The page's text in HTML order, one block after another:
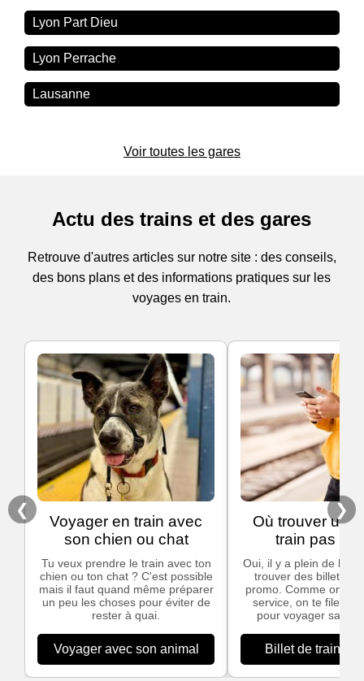
Lyon Part Dieu
Lyon Perrache
Lausanne
Voir toutes les gares
Actu des trains et des gares
Retrouve d'autres articles sur notre site : des conseils,
des bons plans et des informations pratiques sur les
voyages en train.
❮
Voyager en train avec
son chien ou chat
Tu veux prendre le train avec ton
chien ou ton chat ? C'est possible
mais il faut quand même préparer
un peu les choses pour éviter de
rester à quai.
Voyager avec son animal
Où trouver un
train pas
Oui, il y a plein de bon
trouver des billets
promo. Comme on
service, on te file nos
pour voyager sans
Billet de train
❯